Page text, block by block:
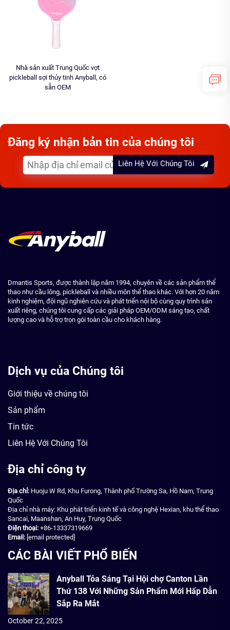
Nhà sản xuất Trung Quốc vợt
pickleball sợi thủy tinh Anyball, có
sẵn OEM
Đăng ký nhận bản tin của chúng tôi
Liên Hệ Với Chúng Tôi
Dmantis Sports, được thành lập năm 1994, chuyên về các sản phẩm thể
thao như cầu lông, pickleball và nhiều môn thể thao khác. Với hơn 20 năm
kinh nghiệm, đội ngũ nghiên cứu và phát triển nội bộ cùng quy trình sản
xuất riêng, chúng tôi cung cấp các giải pháp OEM/ODM sáng tạo, chất
lượng cao và hỗ trợ trọn gói toàn cầu cho khách hàng.
Dịch vụ của Chúng tôi
Giới thiệu về chúng tôi
Sản phẩm
Tin tức
Liên Hệ Với Chúng Tôi
Địa chỉ công ty
Địa chỉ: Huoju W Rd, Khu Furong, Thành phố Trường Sa, Hồ Nam, Trung
Quốc
Địa chỉ nhà máy: Khu phát triển kinh tế và công nghệ Hexian, khu thể thao
Sancai, Maanshan, An Huy, Trung Quốc
Điện thoại: +86-13337319669
Email: [email protected]
CÁC BÀI VIẾT PHỔ BIẾN
Anyball Tỏa Sáng Tại Hội chợ Canton Lần
Thứ 138 Với Những Sản Phẩm Mới Hấp Dẫn
Sắp Ra Mắt
October 22, 2025